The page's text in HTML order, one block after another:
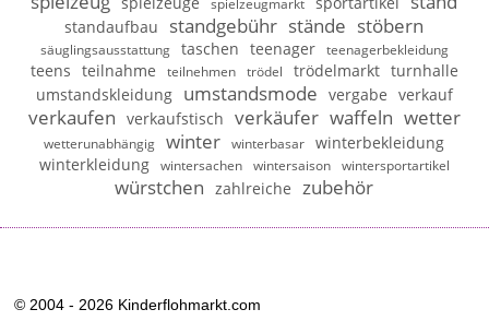
spielzeugmarkt
standaufbau standgebühr stände stöbern
säuglingsausstattung taschen teenager teenagerbekleidung
teens teilnahme teilnehmen trödel trödelmarkt turnhalle
umstandskleidung umstandsmode vergabe verkauf
verkaufen verkaufstisch verkäufer waffeln wetter
wetterunabhängig winter winterbasar
winterbekleidung
winterkleidung
wintersachen wintersaison wintersportartikel
würstchen zahlreiche zubehör
© 2004 - 2026 Kinderflohmarkt.com